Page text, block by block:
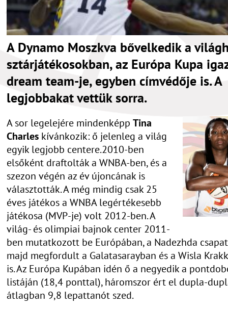
A Dynamo Moszkva bővelkedik a
sztárjátékosokban, az Európa Kupa
dream team-je, egyben címvédője is. A
legjobbakat vettük sorra.
A sor legelejére mindenképp Tina
Charles kívánkozik: ő jelenleg a világ
egyik legjobb centere.2010-ben
elsőként draftolták a WNBA-ben, és a
szezon végén az év újoncának is
választották. A még mindig csak 25
éves játékos a WNBA legértékesebb
játékosa (MVP-je) volt 2012-ben. A
világ- és olimpiai bajnok center 2011-
ben mutatkozott be Európában, a Nadezhda
majd megfordult a Galatasarayban és a Wisla
is. Az Európa Kupában idén ő a negyedik a
listáján (18,4 ponttal), háromszor ért el dupla-
átlagban 9,8 lepattanót szed.